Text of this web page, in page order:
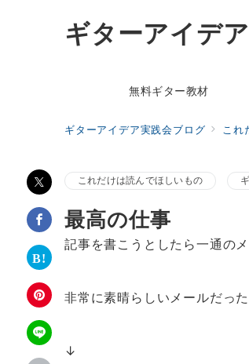
ギターアイデ
無料ギター教材
ギターアイデア実践会ブログ これ
これだけは読んでほしいもの
最高の仕事
記事を書こうとしたら一通の
非常に素晴らしいメールだっ
↓